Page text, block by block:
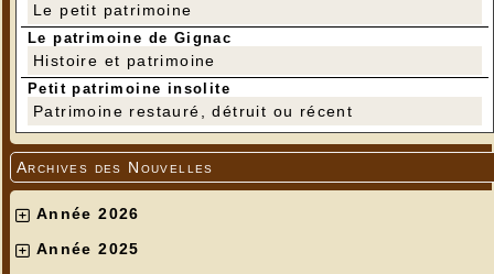
Le petit patrimoine
Le patrimoine de Gignac
Histoire et patrimoine
Petit patrimoine insolite
Patrimoine restauré, détruit ou récent
Archives des Nouvelles
Année 2026
Année 2025